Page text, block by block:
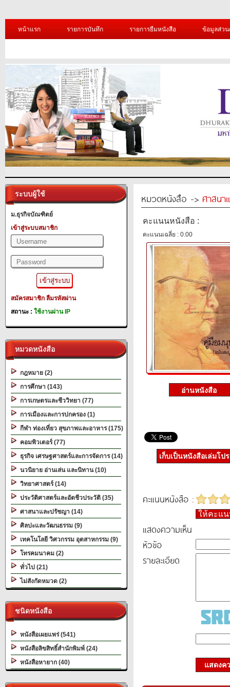
หน้าแรก รายการบันทึก รายการยืมหนังสือ ข้อมูลส่ว
ระบบผู้ใช้
ม.ธุรกิจบัณฑิตย์
เข้าสู่ระบบสมาชิก
สมัครสมาชิก ลืมรหัสผ่าน
สถานะ : ใช้งานผ่าน IP
หมวดหนังสือ
กฎหมาย (2)
การศึกษา (143)
การเกษตรและชีววิทยา (77)
การเมืองและการปกครอง (1)
กีฬา ท่องเที่ยว สุขภาพและอาหาร (175)
คอมพิวเตอร์ (77)
ธุรกิจ เศรษฐศาสตร์และการจัดการ (14)
นวนิยาย อ่านเล่น และนิทาน (10)
วิทยาศาสตร์ (14)
ประวัติศาสตร์และอัตชีวประวัติ (35)
ศาสนาและปรัชญา (14)
ศิลปะและวัฒนธรรม (9)
เทคโนโลยี วิศวกรรม อุตสาหกรรม (9)
โทรคมนาคม (2)
ทั่วไป (21)
ไม่สังกัดหมวด (2)
ชนิดหนังสือ
หนังสือเผยแพร่ (541)
หนังสือลิขสิทธิ์สำนักพิมพ์ (24)
หนังสือหายาก (40)
หมวดหนังสือ -> ศาสนา
คะแนนหนังสือ :
คะแนนเฉลี่ย : 0.00
เก็บเป็นหนังสือเล่มโป
คะแนนหนังสือ :
ให้คะแ
แสดงความเห็น
หัวข้อ
รายละเอียด
แสดงค